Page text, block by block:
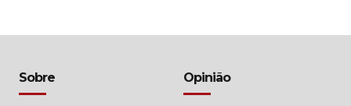
Sobre Opinião